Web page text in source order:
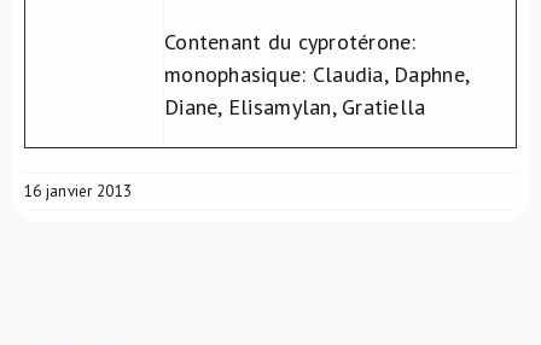
Contenant du cyprotérone:
monophasique: Claudia, Daphne,
Diane, Elisamylan, Gratiella
16 janvier 2013